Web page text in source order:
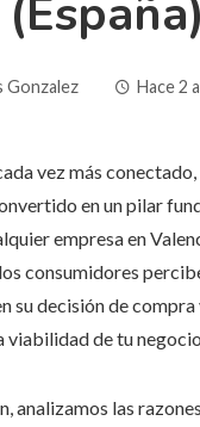
(España)
Gonzalez Hace 2
vez más
en un pilar
empresa en
consumidores
su decisión de compra
viabilidad de tu
analizamos las